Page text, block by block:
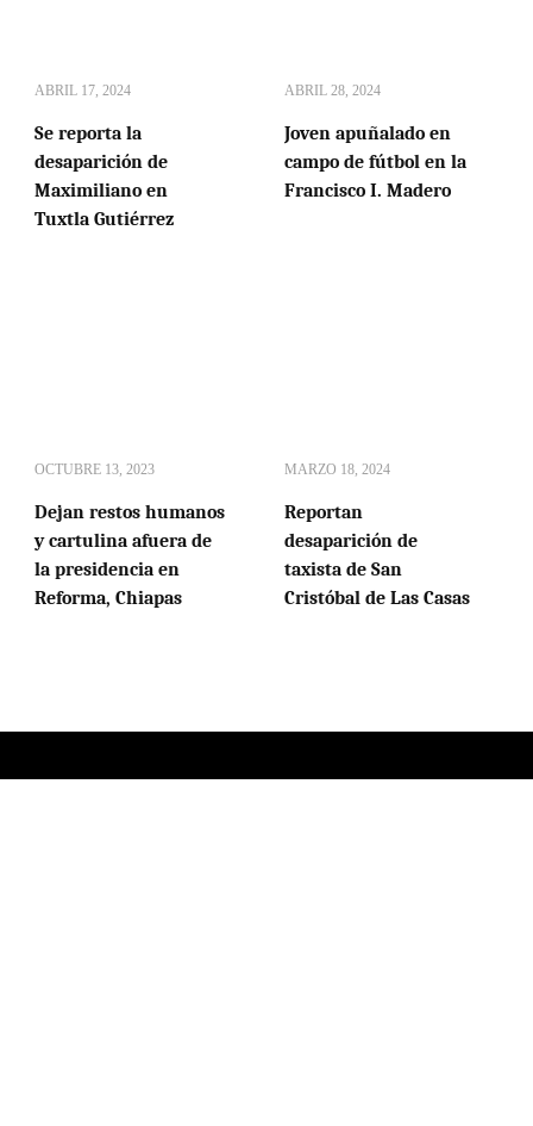
ABRIL 17, 2024
Se reporta la
desaparición de
Maximiliano en
Tuxtla Gutiérrez
ABRIL 28, 2024
Joven apuñalado en
campo de fútbol en la
Francisco I. Madero
OCTUBRE 13, 2023
Dejan restos humanos
y cartulina afuera de
la presidencia en
Reforma, Chiapas
MARZO 18, 2024
Reportan
desaparición de
taxista de San
Cristóbal de Las Casas